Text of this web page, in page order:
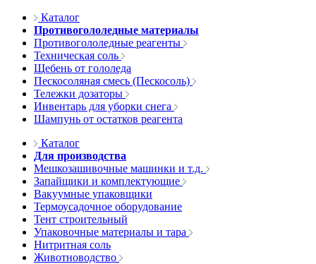
Каталог
Противогололедные материалы
Противогололедные реагенты
Техническая соль
Щебень от гололеда
Пескосоляная смесь (Пескосоль)
Тележки дозаторы
Инвентарь для уборки снега
Шампунь от остатков реагента
Каталог
Для производства
Мешкозашивочные машинки и т.д.
Запайщики и комплектующие
Вакуумные упаковщики
Термоусадочное оборудование
Тент строительный
Упаковочные материалы и тара
Нитритная соль
Животноводство